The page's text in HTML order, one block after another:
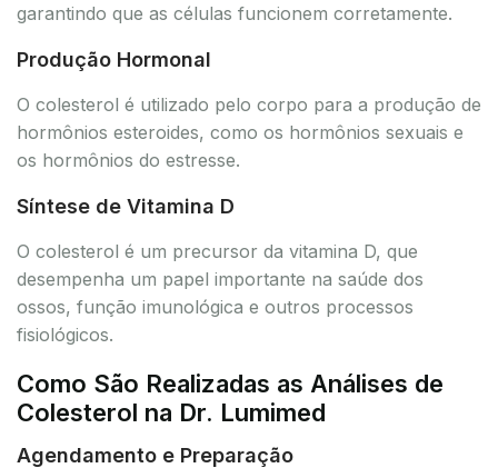
garantindo que as células funcionem corretamente.
Produção Hormonal
O colesterol é utilizado pelo corpo para a produção de
hormônios esteroides, como os hormônios sexuais e
os hormônios do estresse.
Síntese de Vitamina D
O colesterol é um precursor da vitamina D, que
desempenha um papel importante na saúde dos
ossos, função imunológica e outros processos
fisiológicos.
Como São Realizadas as Análises de
Colesterol na Dr. Lumimed
Agendamento e Preparação